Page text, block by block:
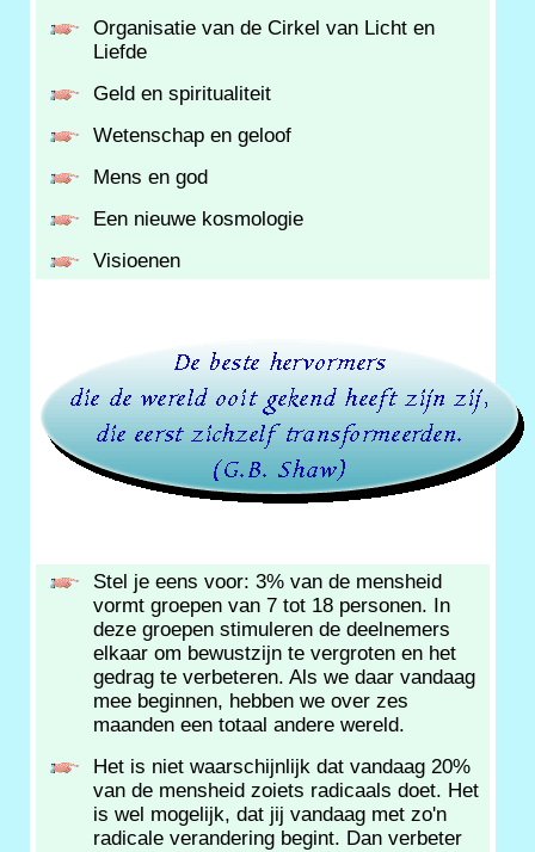
Organisatie van de Cirkel van Licht en
Liefde
Geld en spiritualiteit
Wetenschap en geloof
Mens en god
Een nieuwe kosmologie
Visioenen
Stel je eens voor: 3% van de mensheid
vormt groepen van 7 tot 18 personen. In
deze groepen stimuleren de deelnemers
elkaar om bewustzijn te vergroten en het
gedrag te verbeteren. Als we daar vandaag
mee beginnen, hebben we over zes
maanden een totaal andere wereld.
Het is niet waarschijnlijk dat vandaag 20%
van de mensheid zoiets radicaals doet. Het
is wel mogelijk, dat jij vandaag met zo'n
radicale verandering begint. Dan verbeter